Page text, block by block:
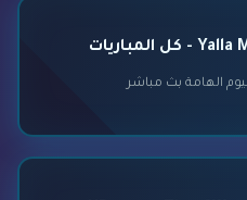
الهامة بث مباشر